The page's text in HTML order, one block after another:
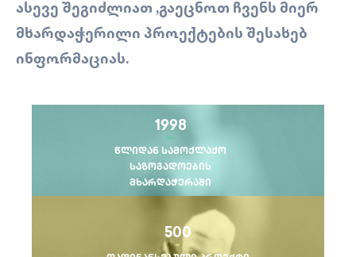
ᲐᲡᲔᲕᲔ ᲨᲔᲒᲘᲫᲚᲘᲐᲗ ,ᲒᲐᲔᲪᲜᲝᲗ ᲩᲕᲔᲜᲡ ᲛᲘᲔᲠ
ᲛᲮᲐᲠᲓᲐᲭᲔᲠᲘᲚᲘ ᲞᲠᲝᲔᲥᲢᲔᲑᲘᲡ ᲨᲔᲡᲐᲮᲔᲑ
ᲘᲜᲤᲝᲠᲛᲐᲪᲘᲐᲡ.
1998
წლიდან სამოქლაქო
საზოგადოების
მხარდაჭერაში
500